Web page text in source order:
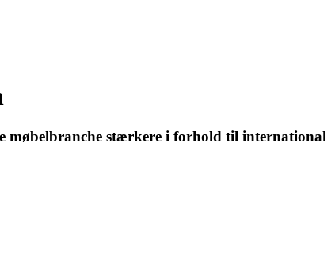
møbelbranche stærkere i forhold til international